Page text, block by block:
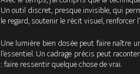
Un outil discret, presque invisible, qui
le regard, soutenir le récit visuel,
Une lumière bien dosée peut faire naître
l’essentiel. Un cadrage précis peut
: faire ressentir quelque chose de vrai.